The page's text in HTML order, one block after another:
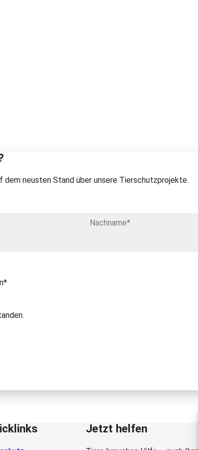
dem neusten Stand über unsere Tierschutzprojekte.
Jetzt helfen